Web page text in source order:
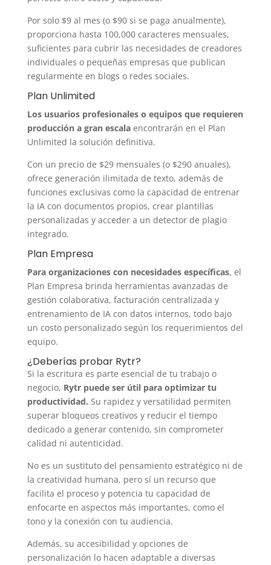
Por solo $9 al mes (o $90 si se paga anualmente),
proporciona hasta 100,000 caracteres mensuales,
suficientes para cubrir las necesidades de creadores
individuales o pequeñas empresas que publican
regularmente en blogs o redes sociales.
Plan Unlimited
Los usuarios profesionales o equipos que requieren
producción a gran escala encontrarán en el Plan
Unlimited la solución definitiva.
Con un precio de $29 mensuales (o $290 anuales),
ofrece generación ilimitada de texto, además de
funciones exclusivas como la capacidad de entrenar
la IA con documentos propios, crear plantillas
personalizadas y acceder a un detector de plagio
integrado.
Plan Empresa
Para organizaciones con necesidades específicas, el
Plan Empresa brinda herramientas avanzadas de
gestión colaborativa, facturación centralizada y
entrenamiento de IA con datos internos, todo bajo
un costo personalizado según los requerimientos del
equipo.
¿Deberías probar Rytr?
Si la escritura es parte esencial de tu trabajo o
negocio, Rytr puede ser útil para optimizar tu
productividad. Su rapidez y versatilidad permiten
superar bloqueos creativos y reducir el tiempo
dedicado a generar contenido, sin comprometer
calidad ni autenticidad.
No es un sustituto del pensamiento estratégico ni de
la creatividad humana, pero sí un recurso que
facilita el proceso y potencia tu capacidad de
enfocarte en aspectos más importantes, como el
tono y la conexión con tu audiencia.
Además, su accesibilidad y opciones de
personalización lo hacen adaptable a diversas